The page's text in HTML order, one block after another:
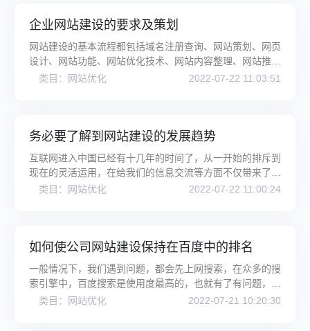
企业网站建设的要求及策划
网站建设的基本流程都包括域名注册查询、网站策划、网页
设计、网站功能、网站优化技术、网站内容整理、网站推
广、网站评估、网站运营、网站
类目：网站优化 2022-07-22 11:03:51
务必要了解到网站建设的发展趋势
互联网进入中国已经有十几年的时间了，从一开始的排斥到
现在的灵活运用，在给我们的信息交流等方面不仅带来了诸
多便利但同时也给社会带来了
类目：网站优化 2022-07-22 11:00:24
如何使公司网站建设保持在百度中的排名
一般情况下，我们遇到问题，都会先上网搜索，在众多的搜
索引擎中，百度搜索是使用度最高的，也就有了有问题，找
百度这一说法。现在大大小小
类目：网站优化 2022-07-21 10:20:30